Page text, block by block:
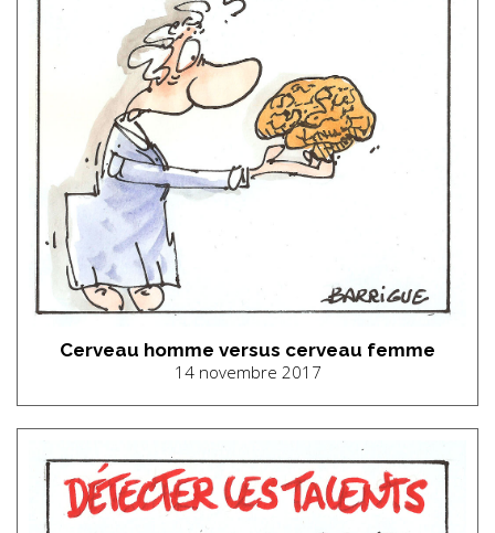
Cerveau homme versus cerveau femme
14 novembre 2017